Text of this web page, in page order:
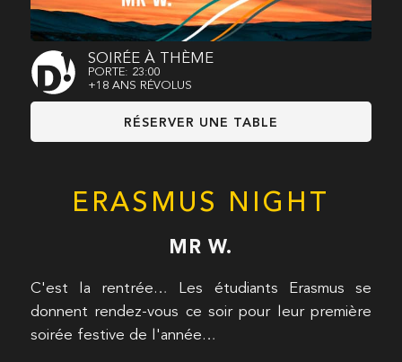
SOIRÉE À THÈME
PORTE: 23:00
+18 ANS RÉVOLUS
RÉSERVER UNE TABLE
ERASMUS NIGHT
MR W.
C'est la rentrée… Les étudiants Erasmus se
donnent rendez-vous ce soir pour leur première
soirée festive de l'année…